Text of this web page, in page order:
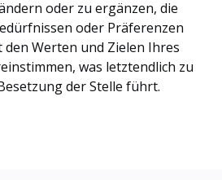
oder zu ergänzen, die
oder Präferenzen
Werten und Zielen Ihres
was letztendlich zu
der Stelle führt.